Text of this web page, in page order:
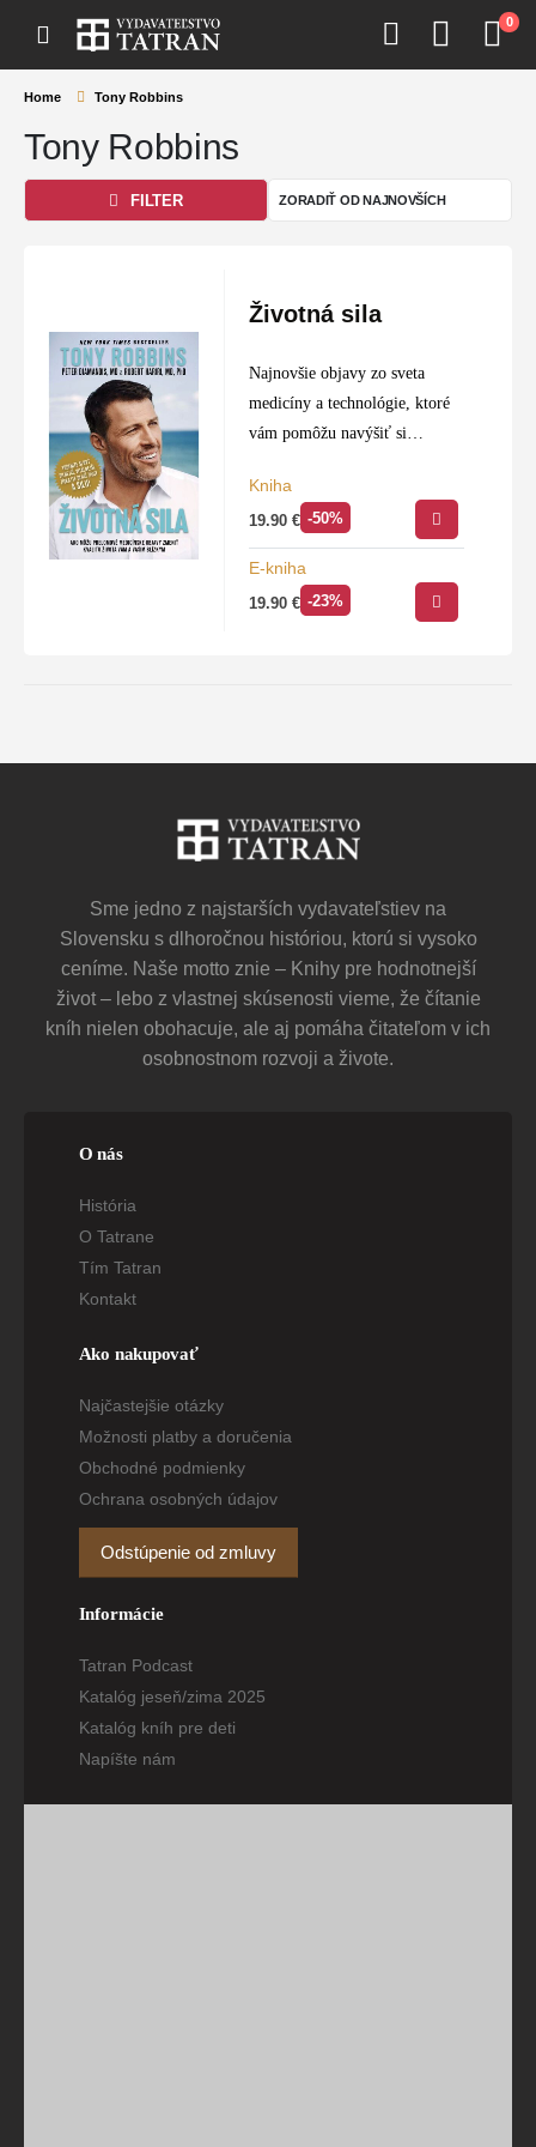
0
Home Tony Robbins
Tony Robbins
FILTER
Životná sila
Najnovšie objavy zo sveta
medicíny a technológie, ktoré
vám pomôžu navýšiť si
predĺžiť si život.
Kniha
19.90€ -50%
E-kniha
19.90€ -23%
Sme jedno z najstarších vydavateľstiev na
Slovensku s dlhoročnou históriou, ktorú si vysoko
ceníme. Naše motto znie – Knihy pre hodnotnejší
život – lebo z vlastnej skúsenosti vieme, že čítanie
kníh nielen obohacuje, ale aj pomáha čitateľom v ich
osobnostnom rozvoji a živote.
O nás
História
O Tatrane
Tím Tatran
Kontakt
Ako nakupovať
Najčastejšie otázky
Možnosti platby a doručenia
Obchodné podmienky
Ochrana osobných údajov
Odstúpenie od zmluvy
Informácie
Tatran Podcast
Katalóg jeseň/zima 2025
Katalóg kníh pre deti
Napíšte nám